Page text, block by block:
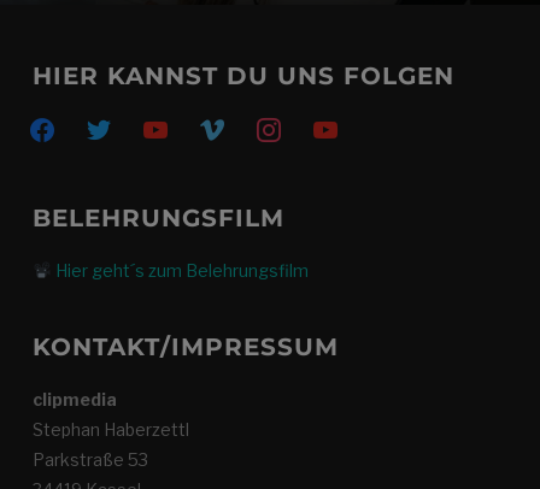
HIER KANNST DU UNS FOLGEN
BELEHRUNGSFILM
Hier geht´s zum Belehrungsfilm
KONTAKT/IMPRESSUM
clipmedia
Stephan Haberzettl
Parkstraße 53